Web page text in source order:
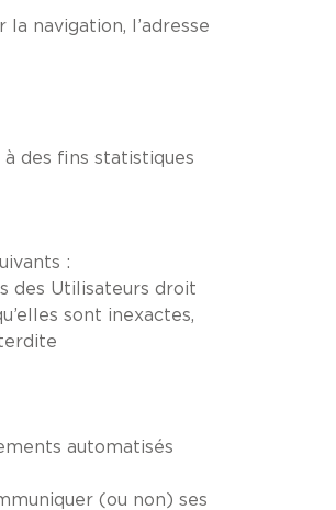
navigation, l’adresse
des fins statistiques
:
des Utilisateurs droit
sont inexactes,
automatisés
(ou non) ses